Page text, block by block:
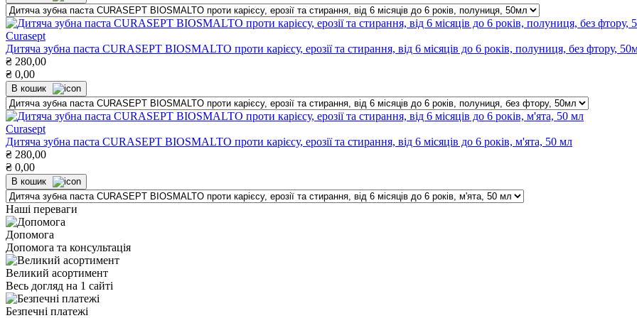
Curasept
Дитяча зубна паста CURASEPT BIOSMALTO проти карієсу, ерозії та стирання, від 6 місяців до 6 років, полуниця, без фтору,
₴ 280,00
₴ 0,00
В кошик
Curasept
Дитяча зубна паста CURASEPT BIOSMALTO проти карієсу, ерозії та стирання, від 6 місяців до 6 років, м'ята, 50 мл
₴ 280,00
₴ 0,00
В кошик
Наші переваги
Допомога
Допомога та консультація
Великий асортимент
Весь догляд на 1 сайті
Безпечні платежі